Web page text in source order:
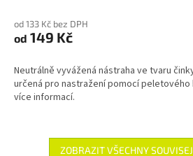
od 133 Kč bez DPH
od 149 Kč
Neutrálně vyvážená nástraha ve tvaru
určená pro nastražení pomocí
více informací.
ZOBRAZIT VŠECHNY